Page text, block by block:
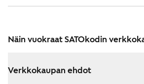
Näin vuokraat SATOkodin
Verkkokaupan ehdot